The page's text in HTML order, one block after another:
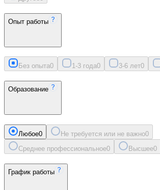
Опыт работы
Без опыта0 1-3 года0 3-6 лет0
Образование
Любое0 Не требуется или не важно0
Среднее профессиональное0 Высшее0
График работы